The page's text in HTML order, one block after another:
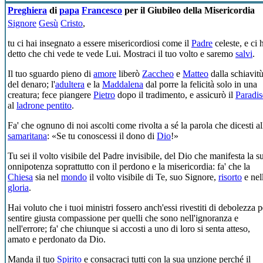
Preghiera dipapa Francesco per il Giubileo della Misericordia
Signore Gesù Cristo,
tu ci hai insegnato a essere misericordiosi come il Padre celeste, e ci
detto che chi vede te vede Lui. Mostraci il tuo volto e saremo salvi.
Il tuo sguardo pieno di amore liberò Zaccheo e Matteo dalla schiavitù
del denaro; l'adultera e la Maddalena dal porre la felicità solo in una
creatura; fece piangere Pietro dopo il tradimento, e assicurò il
al ladrone pentito.
Fa' che ognuno di noi ascolti come rivolta a sé la parola che dicesti
samaritana: «Se tu conoscessi il dono di Dio!»
Tu sei il volto visibile del Padre invisibile, del Dio che manifesta la
onnipotenza soprattutto con il perdono e la misericordia: fa' che la
Chiesa sia nel mondo il volto visibile di Te, suo Signore, risorto e
gloria.
Hai voluto che i tuoi ministri fossero anch'essi rivestiti di debolezza
sentire giusta compassione per quelli che sono nell'ignoranza e
nell'errore; fa' che chiunque si accosti a uno di loro si senta atteso,
amato e perdonato da Dio.
Manda il tuo Spirito e consacraci tutti con la sua unzione perché il